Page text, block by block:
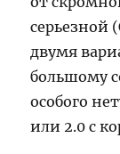
серьезной
двумя
большому
особого
или 2.0 с